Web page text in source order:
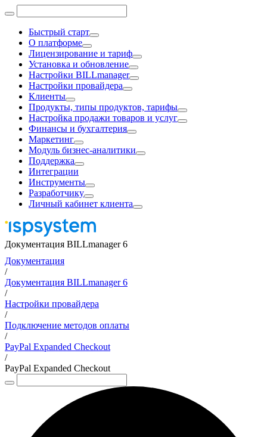
Быстрый старт
О платформе
Лицензирование и тариф
Установка и обновление
Настройки BILLmanager
Настройки провайдера
Клиенты
Продукты, типы продуктов, тарифы
Настройка продажи товаров и услуг
Финансы и бухгалтерия
Маркетинг
Модуль бизнес-аналитики
Поддержка
Интеграции
Инструменты
Разработчику
Личный кабинет клиента
Документация BILLmanager 6
Документация
/
Документация BILLmanager 6
/
Настройки провайдера
/
Подключение методов оплаты
/
PayPal Expanded Checkout
/
PayPal Expanded Checkout